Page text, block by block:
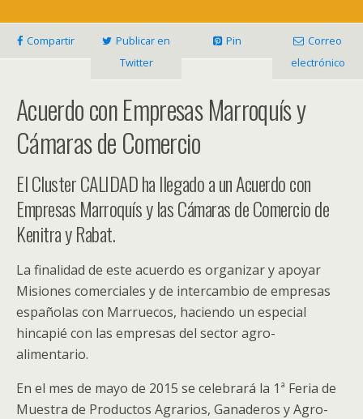
Compartir
Publicar en
Twitter
Pin
Correo
electrónico
Acuerdo con Empresas Marroquís y
Cámaras de Comercio
El Cluster CALIDAD ha llegado a un Acuerdo con
Empresas Marroquís y las Cámaras de Comercio de
Kenitra y Rabat.
La finalidad de este acuerdo es organizar y apoyar
Misiones comerciales y de intercambio de empresas
españolas con Marruecos, haciendo un especial
hincapié con las empresas del sector agro-
alimentario.
En el mes de mayo de 2015 se celebrará la 1ª Feria de
Muestra de Productos Agrarios, Ganaderos y Agro-